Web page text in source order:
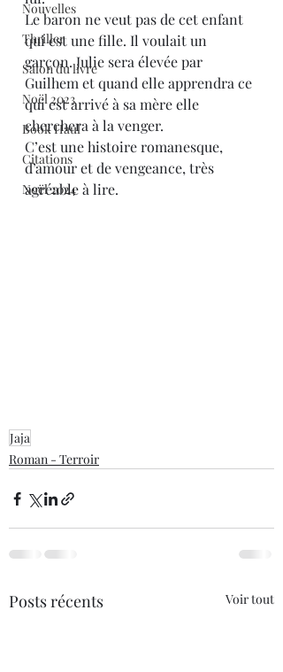
Nouvelles
Thriller
Salon du livre
Noël 2023
Book Haul
Citations
Noël 2024
Le baron ne veut pas de cet enfant
qui est une fille. Il voulait un
garçon. Julie sera élevée par
Guilhem et quand elle apprendra ce
qui est arrivé à sa mère elle
cherchera à la venger.
C’est une histoire romanesque,
d’amour et de vengeance, très
agréable à lire.
Jaja
Roman - Terroir
Posts récents Voir tout